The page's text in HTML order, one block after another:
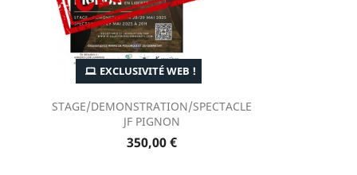
STAGE/DEMONSTRATION/SPECTACLE
JF PIGNON
350,00 €
EXCLUSIVITÉ WEB !